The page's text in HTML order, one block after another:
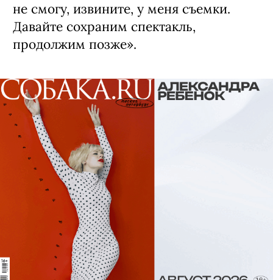
не смогу, извините, у меня съемки.
Давайте сохраним спектакль,
продолжим позже».